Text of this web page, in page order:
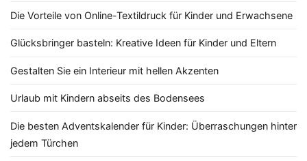
Die Vorteile von Online-Textildruck für Kinder und Erwachsene
Glücksbringer basteln: Kreative Ideen für Kinder und Eltern
Gestalten Sie ein Interieur mit hellen Akzenten
Urlaub mit Kindern abseits des Bodensees
Die besten Adventskalender für Kinder: Überraschungen hinter
jedem Türchen